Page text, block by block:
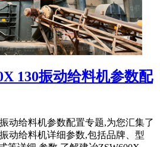
130振动给料机参数配
动给料机参数配置专题,为您汇集了
动给料机详细参数,包括品牌、型